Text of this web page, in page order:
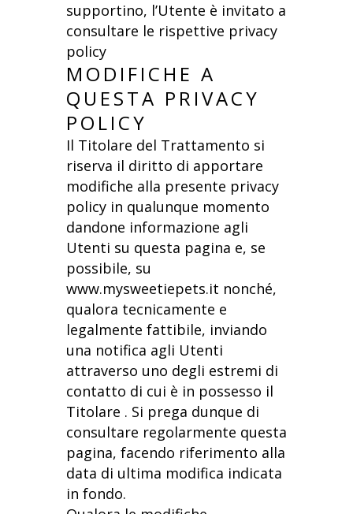
supportino, l’Utente è invitato a
consultare le rispettive privacy
policy
MODIFICHE A
QUESTA PRIVACY
POLICY
Il Titolare del Trattamento si
riserva il diritto di apportare
modifiche alla presente privacy
policy in qualunque momento
dandone informazione agli
Utenti su questa pagina e, se
possibile, su
www.mysweetiepets.it nonché,
qualora tecnicamente e
legalmente fattibile, inviando
una notifica agli Utenti
attraverso uno degli estremi di
contatto di cui è in possesso il
Titolare . Si prega dunque di
consultare regolarmente questa
pagina, facendo riferimento alla
data di ultima modifica indicata
in fondo.